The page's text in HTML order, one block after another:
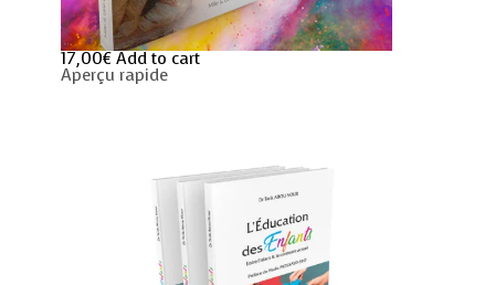
17,00€ Add to cart
Aperçu rapide